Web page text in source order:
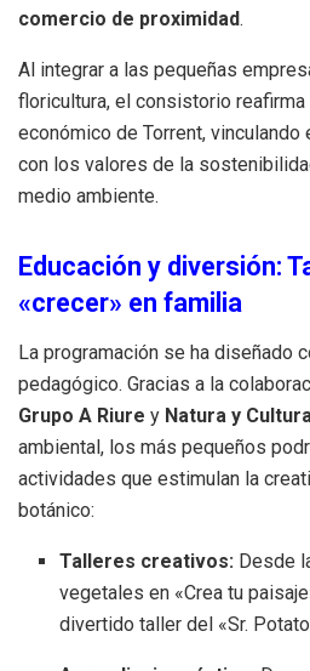
comercio de proximidad.
Al integrar a las pequeñas
floricultura, el consistorio
económico de Torrent,
con los valores de la
medio ambiente.
Educación y diversión:
«crecer» en familia
La programación se ha diseñado
pedagógico. Gracias a la
Grupo A Riure y Natura y
ambiental, los más pequeños
actividades que estimulan la
botánico:
Talleres creativos: Desde
vegetales en «Crea tu
divertido taller del «Sr.